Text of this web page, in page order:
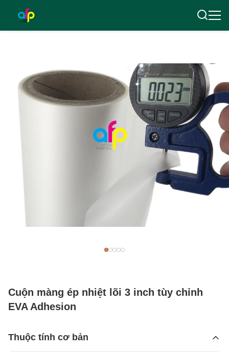
Cuộn màng ép nhiệt lõi 3 inch tùy chỉnh
EVA Adhesion
Thuộc tính cơ bản